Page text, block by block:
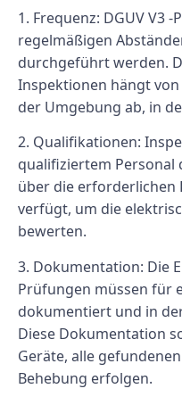
1. Frequenz: DGUV V3
regelmäßigen
durchgeführt werden.
Inspektionen hängt
der Umgebung ab, in
2. Qualifikationen:
qualifiziertem
über die erforderlichen
verfügt, um die
bewerten.
3. Dokumentation: Die
Prüfungen müssen für
dokumentiert und in
Diese Dokumentation
Geräte, alle
Behebung erfolgen.